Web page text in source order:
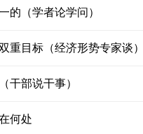
的（学者论学问）
重目标（经济形势专家谈
干部说干事）
何处